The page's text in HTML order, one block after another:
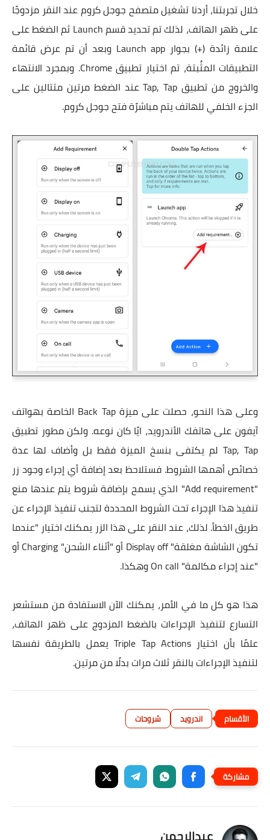
خلال تجربتنا، أردنا تشغيل متصفح جوجل كروم عند النقر مزدوجًا
على ظهر الهاتف، لذلك تم تحديد قسم Launch ثم الضغط على
علامة زائدة (+) بجوار Launch app وبعد أن تم عرض قائمة
التطبيقات المثُبتة، تم اختيار تطبيق Chrome. وبمجرد الانتهاء
والخروج من تطبيق Tap, Tap عند الضغط مرتين متتالين على
الجزء الخلفي للهاتف يتم مباشرًة فتح جوجل كروم.
وعلى هذا النحو، حصلت على ميزة Back Tap الخاصة بهواتف
آيفون على هاتفك الأندرويد، ايًا كان نوعه. ولكن مطور تطبيق
Tap, Tap لم يكتفى بنسخ الميزة فقط بل وأضاف لها عدة
خصائص أهمها الشروط. فستلاحظ بعد إضافة أي إجراء وجود زر
"Add requirement" الذي يسمح بإضافة شروط يتم عندها منع
تنفيذ هذا الإجراء تحت الشروط المحددة لتجنب تنفيذ الإجراء عن
طريق الخطأ. لذلك، عند النقر على هذا الزر يمكنك اختيار "عندما
تكون الشاشة مغلقة" Display off أو "أثناء الشحن" Charging أو
"عند إجراء مكالمة" On call وهكذا.
هذا هو كل ما في الأمر، يمكنك الآن الاستفادة من مستشعر
التسارع لتنفيذ الإجراءات بالضغط المزدوج على ظهر الهاتف،
علمًا بأن اختيار Triple Tap Actions يعمل بالطريقة نفسها
لتنفيذ الإجراءات بالنقر ثلاث مرات بدلًا من مرتين.
اندرويد شروحات